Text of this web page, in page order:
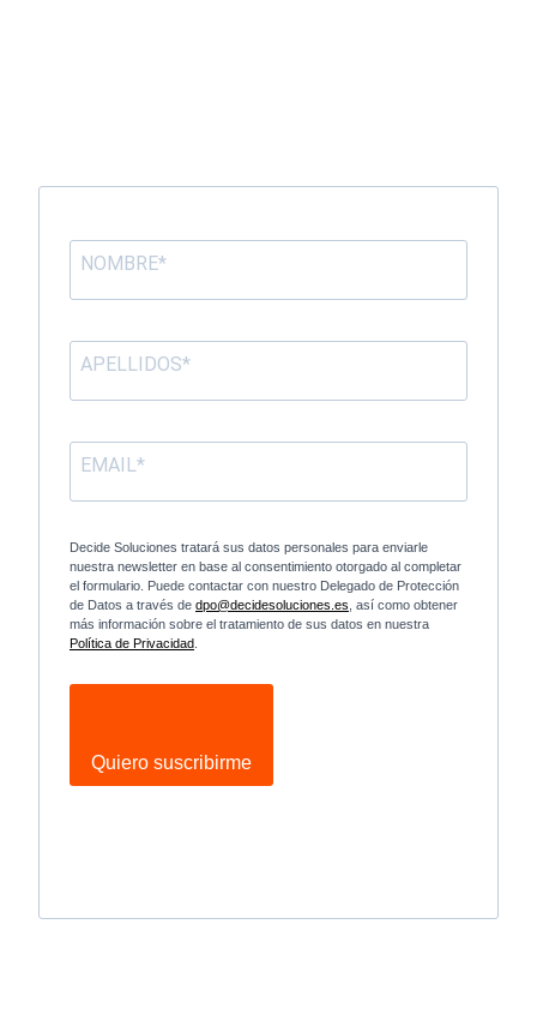
Decide Soluciones tratará sus datos personales para enviarle
nuestra newsletter en base al consentimiento otorgado al completar
el formulario. Puede contactar con nuestro Delegado de Protección
de Datos a través de dpo@decidesoluciones.es , así como obtener
más información sobre el tratamiento de sus datos en nuestra
Política de Privacidad
Quiero suscribirme